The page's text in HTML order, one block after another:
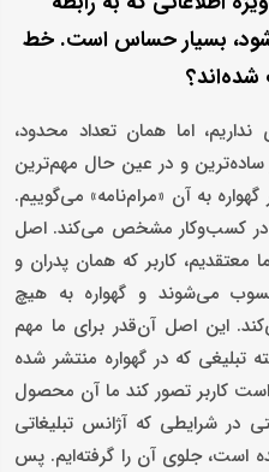
بسیار حساس است. خط
شده‌اند؟
اما همان تعداد محدود،
و در عین حال مهم‌ترین
به آن «مرام‌نامه» می‌گوییم.
در کسب‌وکار مشخص می‌کند. اصل
کاربر که همان پدران و
می‌شوند و گهواره به هیچ
این اصل آن‌قدر برای ما مهم
که در گهواره منتشر شده
کاربر تصور کند ما آن محصول
در شرایطی که آژانس تبلیغاتی
است، جلوی آن را گرفته‌ایم. پس